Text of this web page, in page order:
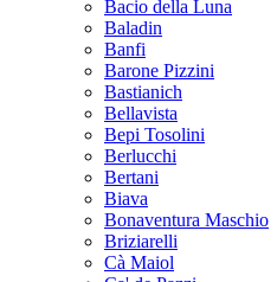
Bacio della Luna
Baladin
Banfi
Barone Pizzini
Bastianich
Bellavista
Bepi Tosolini
Berlucchi
Bertani
Biava
Bonaventura Maschio
Briziarelli
Cà Maiol